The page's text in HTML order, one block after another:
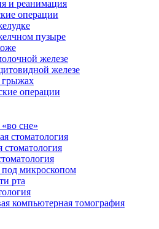
и реанимация
операции
пузыре
железе
железе
операции
сне»
стоматология
стоматология
под микроскопом
рта
компьютерная томография